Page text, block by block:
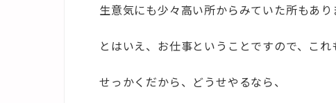
生意気にも少々高い所からみていた所もあり
とはいえ、お仕事ということですので、これ
せっかくだから、どうせやるなら、